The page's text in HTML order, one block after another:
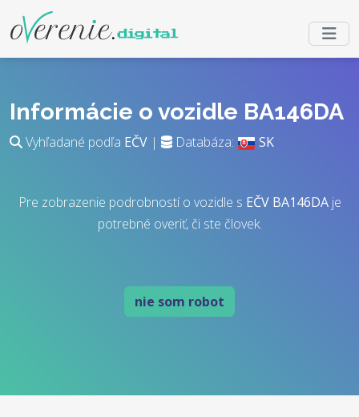
Informácie o vozidle BA146DA
Vyhľadané podľa EČV | Databáza: SK
Pre zobrazenie podrobností o vozidle s EČV BA146DAje
potrebné overiť, či ste človek.
nie som robot